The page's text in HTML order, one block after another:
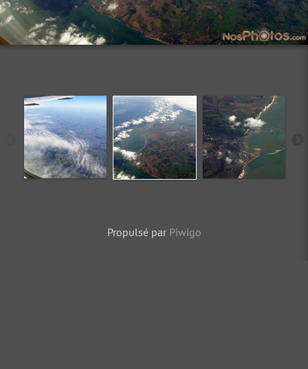
Propulsé par Piwigo